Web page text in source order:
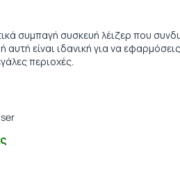
συμπαγή συσκευή λέιζερ που
είναι ιδανική για να εφαρμόσεις
περιοχές.